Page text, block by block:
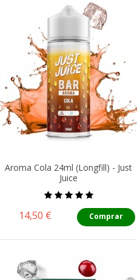
Aroma Cola 24ml (Longfill) - Just
Juice
Precio
14,50 € Comprar